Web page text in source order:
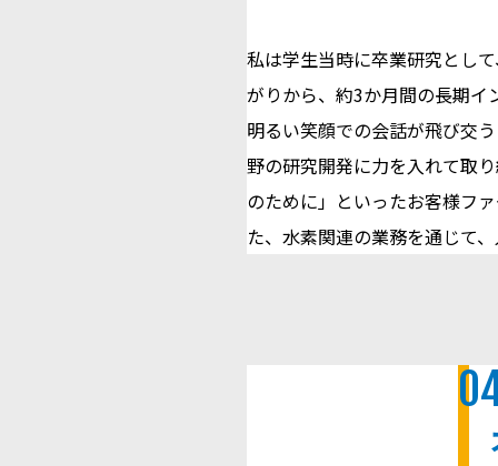
私は学生当時に卒業研究とし
がりから、約3か月間の長期イ
明るい笑顔での会話が飛び交
野の研究開発に力を入れて取
のために」といったお客様フ
た、水素関連の業務を通じて